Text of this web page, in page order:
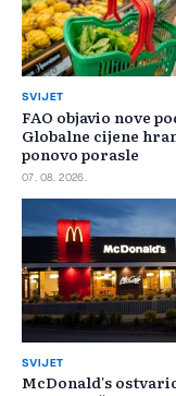
SVIJET
FAO objavio nove
Globalne cijene
ponovo porasle
07. 08. 2026.
SVIJET
McDonald's